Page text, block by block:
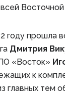
году прошла
Дмитрия
«Восток»
к
главных тем